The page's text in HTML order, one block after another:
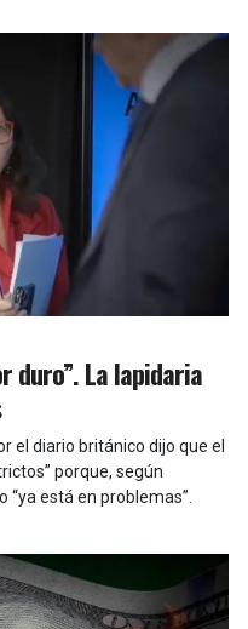
duro”. La lapidaria
el diario británico dijo que el
porque, según
está en problemas”.